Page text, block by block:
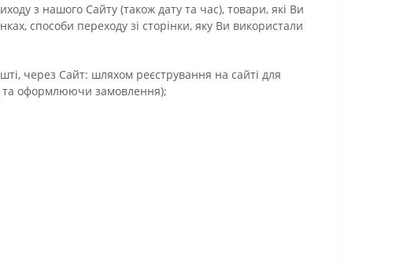
з нашого Сайту (також дату та час), товари, які Ви
способи переходу зі сторінки, яку Ви використали
через Сайт: шляхом реєстрування на сайті для
оформлюючи замовлення);